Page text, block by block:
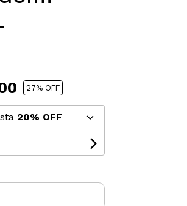
27% OFF
20% OFF